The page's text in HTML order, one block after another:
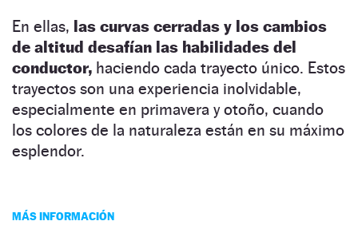
En ellas, las curvas cerradas y los cambios
de altitud desafían las habilidades del
conductor, haciendo cada trayecto único. Estos
trayectos son una experiencia inolvidable,
especialmente en primavera y otoño, cuando
los colores de la naturaleza están en su máximo
esplendor.
MÁS INFORMACIÓN